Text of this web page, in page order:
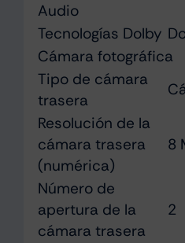
Audio
Tecnologías Dolby
Cámara fotográfica
Tipo de cámara
trasera
Resolución de la
cámara trasera
(numérica)
8
Número de
apertura de la
cámara trasera
2